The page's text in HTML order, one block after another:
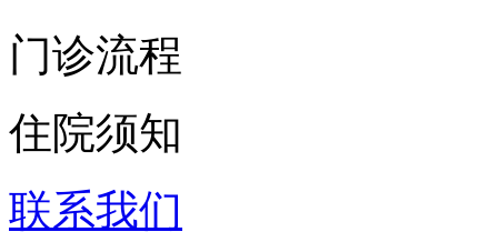
门诊流程
住院须知
联系我们